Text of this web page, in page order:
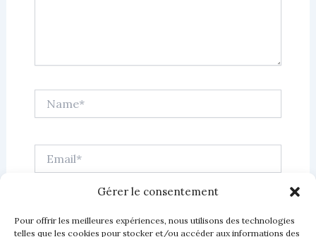
Gérer le consentement
Pour offrir les meilleures expériences, nous utilisons des technologies
telles que les cookies pour stocker et/ou accéder aux informations des